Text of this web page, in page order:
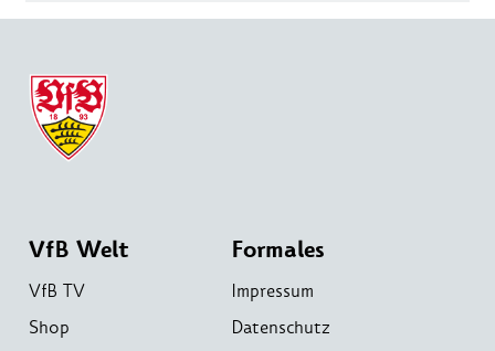
VfB Welt
VfB TV
Shop
Formales
Impressum
Datenschutz